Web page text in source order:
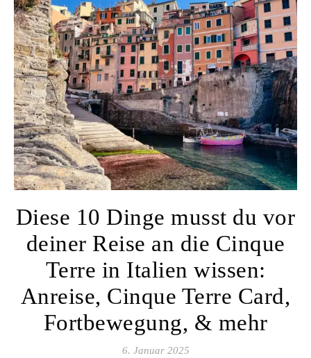
Diese 10 Dinge musst du vor
deiner Reise an die Cinque
Terre in Italien wissen:
Anreise, Cinque Terre Card,
Fortbewegung, & mehr
6. Januar 2025